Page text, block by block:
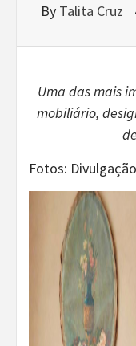
By Talita Cruz
Uma das mais
mobiliário,
Fotos: Divulgação